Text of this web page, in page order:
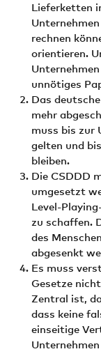
Lieferketten
rechnen
orientieren.
unnötiges
Das
mehr
muss bis zur
gelten und
bleiben.
Die CSDDD
umgesetzt
Level-
zu schaffen.
des
abgesenkt
Es muss
Gesetze
Zentral ist,
dass keine
einseitige